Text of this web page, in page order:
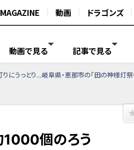
MAGAZINE 動画 ドラゴンズ
動画で見る 記事で見る
にうっとり…岐阜県・恵那市の「田の神様灯祭
1000個のろう